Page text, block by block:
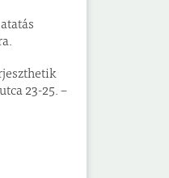
23-25. –